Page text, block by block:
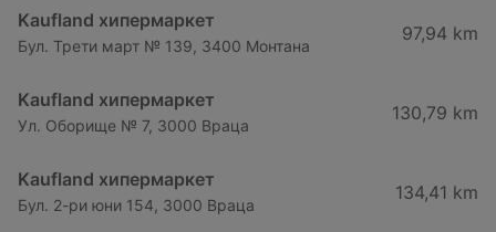
Kaufland хипермаркет
Бул. Трети март № 139, 3400 Монтана
97,94 km
Kaufland хипермаркет
Ул. Оборище № 7, 3000 Враца
130,79 km
Kaufland хипермаркет
Бул. 2-ри юни 154, 3000 Враца
134,41 km